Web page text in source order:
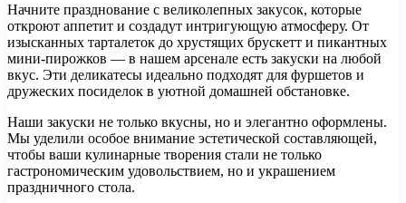
Начните празднование с великолепных закусок, которые
откроют аппетит и создадут интригующую атмосферу. От
изысканных тарталеток до хрустящих брускетт и пикантных
мини-пирожков — в нашем арсенале есть закуски на любой
вкус. Эти деликатесы идеально подходят для фуршетов и
дружеских посиделок в уютной домашней обстановке.
Наши закуски не только вкусны, но и элегантно оформлены.
Мы уделили особое внимание эстетической составляющей,
чтобы ваши кулинарные творения стали не только
гастрономическим удовольствием, но и украшением
праздничного стола.